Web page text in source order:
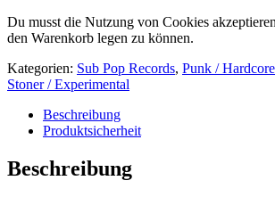
Du musst die Nutzung von Cookies
den Warenkorb legen zu können.
Kategorien: Sub Pop Records, Punk /
Stoner / Experimental
Beschreibung
Produktsicherheit
Beschreibung